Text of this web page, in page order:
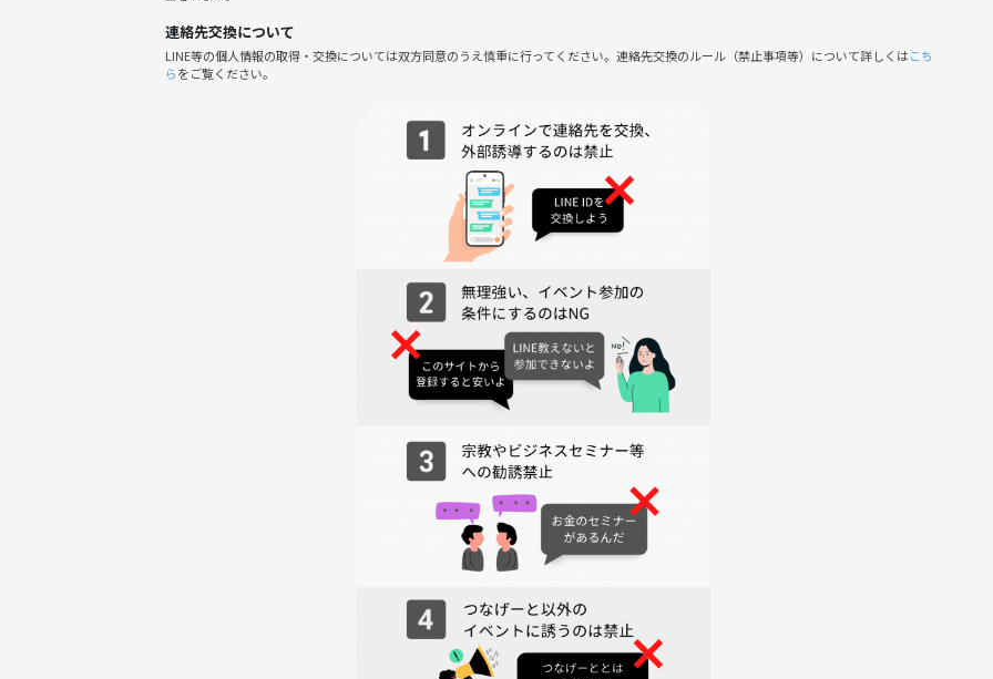
11:00〜15:00 BBQ🍖
15:00〜 解散
※送迎バスの利用人数によっては、路線バスでのご案内になる場合があります。
連絡先交換について
LINE等の個人情報の取得・交換については双方同意のうえ慎重に行ってください。連絡先交換のルール（禁止事項等）について詳しくはこち
らをご覧ください。